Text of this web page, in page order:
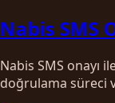
Nabis SMS
Nabis SMS onayı
doğrulama süreci